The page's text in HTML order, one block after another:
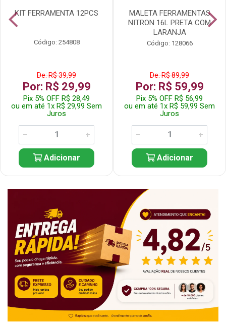
KIT FERRAMENTA 12PCS
Código: 254808
De: R$ 39,99
Por: R$ 29,99
Pix 5% OFF R$ 28,49
ou em até 1x R$ 29,99 Sem
Juros
Adicionar
MALETA FERRAMENTAS
NITRON 16L PRETA COM
LARANJA
Código: 128066
De: R$ 89,99
Por: R$ 59,99
Pix 5% OFF R$ 56,99
ou em até 1x R$ 59,99 Sem
Juros
Adicionar